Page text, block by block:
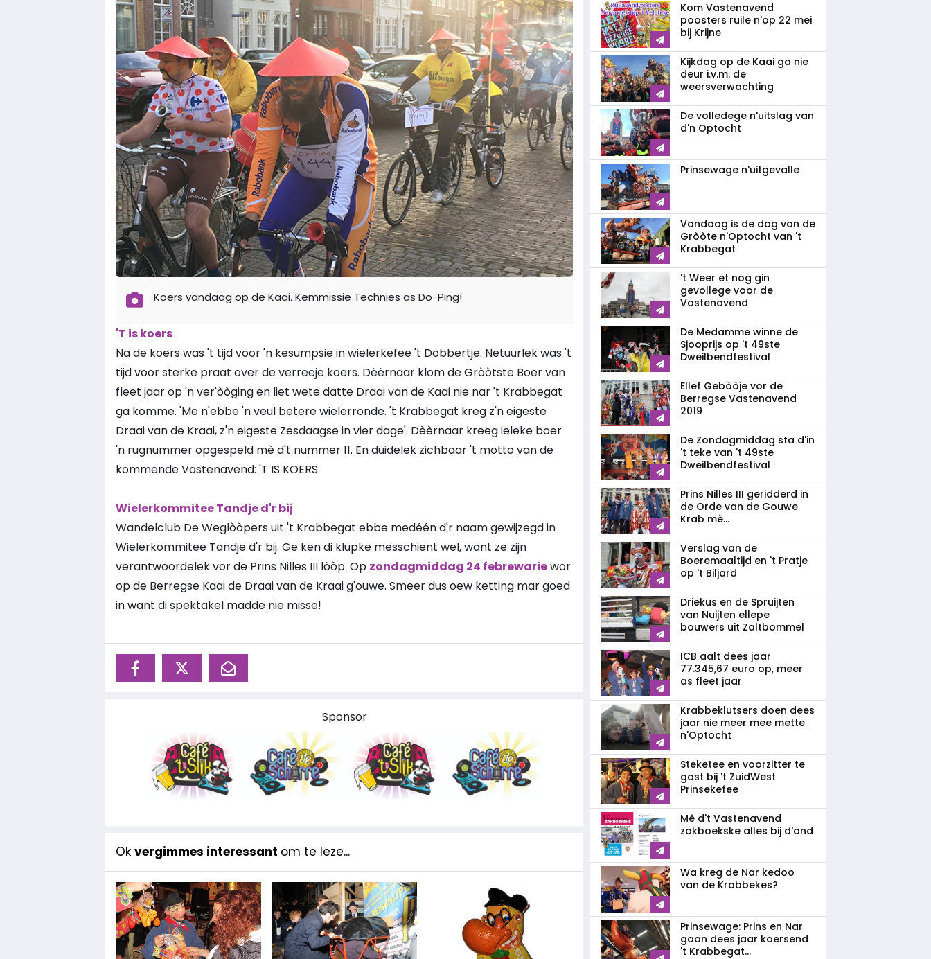
Koers vandaag op de Kaai. Kemmissie Technies as Do-Ping!
'T is koers
Na de koers was 't tijd voor 'n kesumpsie in wielerkefee 't Dobbertje. Netuurlek was 't
tijd voor sterke praat over de verreeje koers. Dèèrnaar klom de Gròòtste Boer van
fleet jaar op 'n ver'òòging en liet wete datte Draai van de Kaai nie nar 't Krabbegat
ga komme. 'Me n'ebbe 'n veul betere wielerronde. 't Krabbegat kreg z'n eigeste
Draai van de Kraai, z'n eigeste Zesdaagse in vier dage'. Dèèrnaar kreeg ieleke boer
'n rugnummer opgespeld mè d't nummer 11. En duidelek zichbaar 't motto van de
kommende Vastenavend: 'T IS KOERS
Wielerkommitee Tandje d'r bij
Wandelclub De Weglòòpers uit 't Krabbegat ebbe medéén d'r naam gewijzegd in
Wielerkommitee Tandje d'r bij. Ge ken di klupke messchient wel, want ze zijn
verantwoordelek vor de Prins Nilles III lòòp. Op zondagmiddag 24 febrewariewor
op de Berregse Kaai de Draai van de Kraai g'ouwe. Smeer dus oew ketting mar goed
in want di spektakel madde nie misse!
Sponsor
Ok vergimmes interessant om te leze...
Kom Vastenavend
poosters ruile n'op 22 mei
bij Krijne
Kijkdag op de Kaai ga nie
deur i.v.m. de
weersverwachting
De volledege n'uitslag van
d'n Optocht
Prinsewage n'uitgevalle
Vandaag is de dag van de
Gròòte n'Optocht van 't
Krabbegat
't Weer et nog gin
gevollege voor de
Vastenavend
De Medamme winne de
Sjooprijs op 't 49ste
Dweilbendfestival
Ellef Gebòòje vor de
Berregse Vastenavend
2019
De Zondagmiddag sta d'in
't teke van 't 49ste
Dweilbendfestival
Prins Nilles III geridderd in
de Orde van de Gouwe
Krab mè...
Verslag van de
Boeremaaltijd en 't Pratje
op 't Biljard
Driekus en de Spruijten
van Nuijten ellepe
bouwers uit Zaltbommel
ICB aalt dees jaar
77.345,67 euro op, meer
as fleet jaar
Krabbeklutsers doen dees
jaar nie meer mee mette
n'Optocht
Steketee en voorzitter te
gast bij 't ZuidWest
Prinsekefee
Mè d't Vastenavend
zakboekske alles bij d'and
Wa kreg de Nar kedoo
van de Krabbekes?
Prinsewage: Prins en Nar
gaan dees jaar koersend
't Krabbegat...